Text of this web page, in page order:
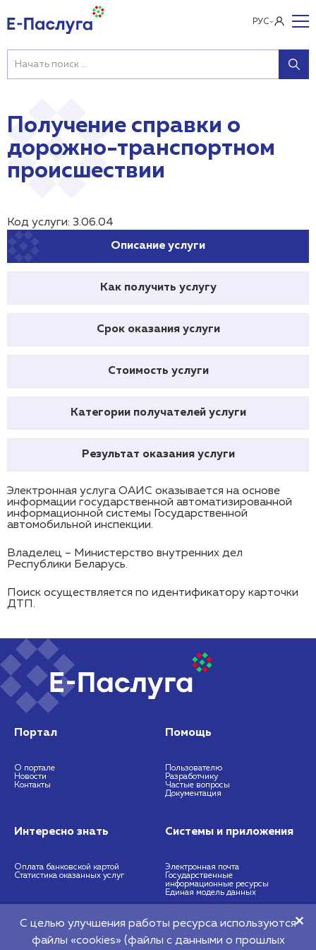
РУС
Получение справки о
дорожно-транспортном
происшествии
Код услуги: 3.06.04
Описание услуги
Как получить услугу
Срок оказания услуги
Стоимость услуги
Категории получателей услуги
Результат оказания услуги
Электронная услуга ОАИС оказывается на основе
информации государственной автоматизированной
информационной системы Государственной
автомобильной инспекции.
Владелец – Министерство внутренних дел
Республики Беларусь.
Поиск осуществляется по идентификатору карточки
ДТП.
Портал
О портале
Новости
Контакты
Помощь
Пользователю
Разработчику
Частые вопросы
Документация
Интересно знать
Оплата банковской картой
Статистика оказанных услуг
Системы и приложения
Электронная почта
Государственные
информационные ресурсы
Единая модель данных
©2026 Республиканское унитарное предприятие "Национальный центр
https://nces.by
С целью улучшения работы ресурса используются
файлы «cookies» (файлы с данными о прошлых